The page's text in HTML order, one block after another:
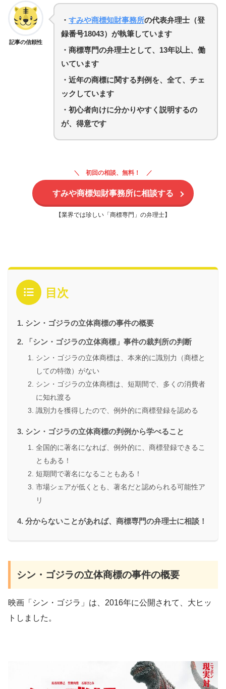
記事の信頼性
・ すみや商標知財事務所の代表弁理士（登
録番号18043）が執筆しています
・商標専門の弁理士として、13年以上、働
いています
・ 近年の商標に関する判例を、全て、チェ
ックしています
・初心者向けに分かりやすく説明するの
が、得意です
初回の相談、無料！
すみや商標知財事務所に相談する
【業界では珍しい「商標専門」の弁理士】
目次
シン・ゴジラの立体商標の事件の概要
「シン・ゴジラの立体商標」事件の裁判所の判断
シン・ゴジラの立体商標は、本来的に識別力（商標と
しての特徴）がない
シン・ゴジラの立体商標は、短期間で、多くの消費者
に知れ渡る
識別力を獲得したので、例外的に商標登録を認める
シン・ゴジラの立体商標の判例から学べること
全国的に著名になれば、例外的に、商標登録できるこ
ともある！
短期間で著名になることもある！
市場シェアが低くとも、著名だと認められる可能性ア
リ
分からないことがあれば、商標専門の弁理士に相談！
シン・ゴジラの立体商標の事件の概要
映画「シン・ゴジラ」は、2016年に公開されて、大ヒッ
トしました。